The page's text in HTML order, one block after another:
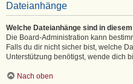
Dateianhänge
Welche Dateianhänge sind in
Die Board-Administration kann
Falls du dir nicht sicher bist, welche
Unterstützung benötigst, wende dich
Nach oben